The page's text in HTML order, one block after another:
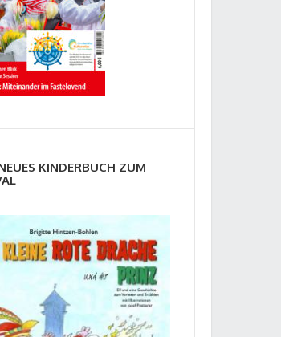
KINDERBUCH ZUM